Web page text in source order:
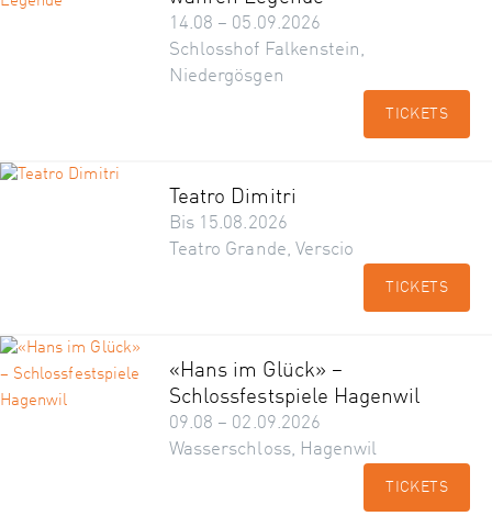
14.08 – 05.09.2026
Schlosshof Falkenstein,
Niedergösgen
TICKETS
Teatro Dimitri
Bis 15.08.2026
Teatro Grande, Verscio
TICKETS
«Hans im Glück» –
Schlossfestspiele Hagenwil
09.08 – 02.09.2026
Wasserschloss, Hagenwil
TICKETS